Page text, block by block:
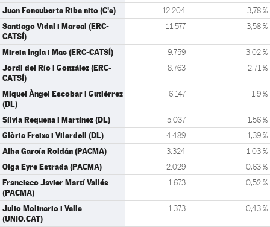
Juan Foncuberta Riba nito (C's) 12.204 3,78 %
Santiago Vidal i Marsal (ERC-
CATSÍ)
11.577 3,58 %
Mireia Ingla i Mas (ERC-CATSÍ) 9.759 3,02 %
Jordi del Río i González (ERC-
CATSÍ)
8.763 2,71 %
Miquel Àngel Escobar i Gutiérrez
(DL)
6.147 1,9 %
Sílvia Requena i Martínez (DL) 5.037 1,56 %
Glòria Freixa i Vilardell (DL) 4.489 1,39 %
Alba García Roldán (PACMA) 3.324 1,03 %
Olga Eyre Estrada (PACMA) 2.029 0,63 %
Francisco Javier Martí Vallés
(PACMA)
1.673 0,52 %
Julio Molinario i Valls
(UNIO.CAT)
1.373 0,43 %